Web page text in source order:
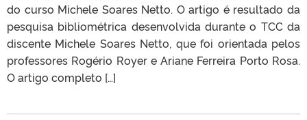
do curso Michele Soares Netto. O artigo é resultado da
pesquisa bibliométrica desenvolvida durante o TCC da
discente Michele Soares Netto, que foi orientada pelos
professores Rogério Royer e Ariane Ferreira Porto Rosa.
O artigo completo […]